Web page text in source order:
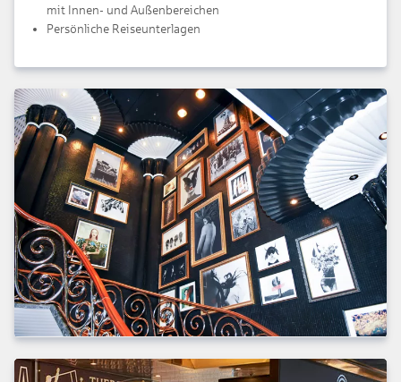
mit Innen- und Außenbereichen
Persönliche Reiseunterlagen